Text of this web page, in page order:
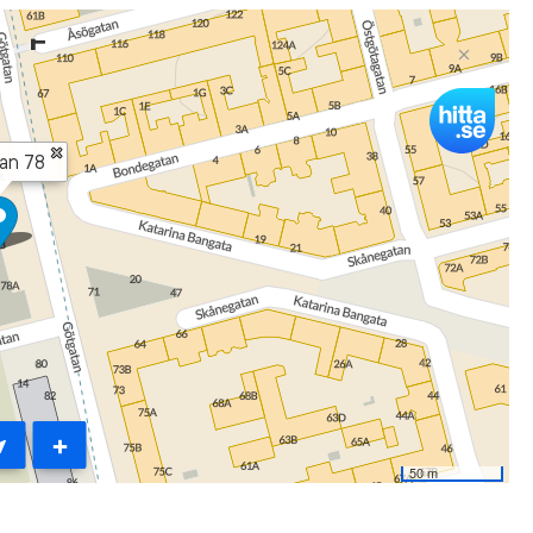
or those who have been accepted to a
programme in Stockholm.
accommodation during the time you study.
approved for this apartment.
at the floor-plan to help you decide if you
the following information on Mina sidor: